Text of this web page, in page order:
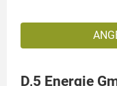
D,5 Energie